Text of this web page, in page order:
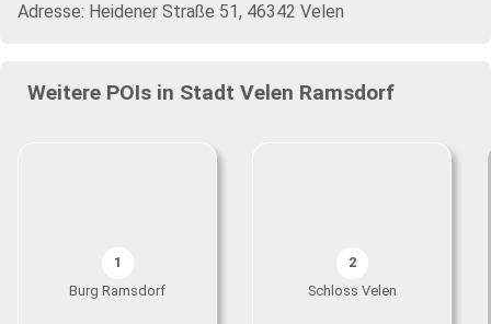
Adresse: Heidener Straße 51, 46342 Velen
Weitere POIs in Stadt Velen Ramsdorf
1
Burg Ramsdorf
2
Schloss Velen